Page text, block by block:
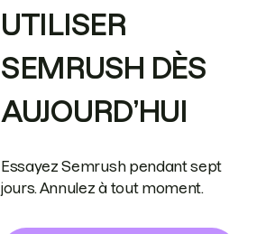
UTILISER
SEMRUSH DÈS
AUJOURD’HUI
Essayez Semrush pendant sept
jours. Annulez à tout moment.